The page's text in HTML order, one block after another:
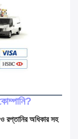
রপ্তানির অধিকার সহ